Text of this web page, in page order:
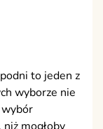
to jeden z
wyborze nie
wybór